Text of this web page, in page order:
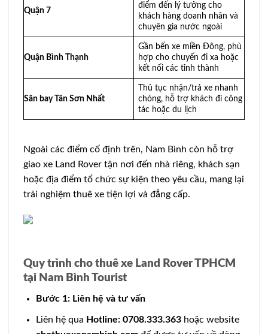
Quận 7
điểm đến lý tưởng cho
khách hàng doanh nhân và
chuyên gia nước ngoài
Quận Bình Thạnh
Gần bến xe miền Đông, phù
hợp cho chuyến đi xa hoặc
kết nối các tỉnh thành
Sân bay Tân Sơn Nhất
Thủ tục nhận/trả xe nhanh
chóng, hỗ trợ khách đi công
tác hoặc du lịch
Ngoài các điểm cố định trên, Nam Bình còn hỗ trợ
giao xe Land Rover tận nơi đến nhà riêng, khách sạn
hoặc địa điểm tổ chức sự kiện theo yêu cầu, mang lại
trải nghiệm thuê xe tiện lợi và đẳng cấp.
Quy trình cho thuê xe Land Rover TPHCM
tại Nam Bình Tourist
Bước 1: Liên hệ và tư vấn
Liên hệ qua Hotline: 0708.333.363hoặc website